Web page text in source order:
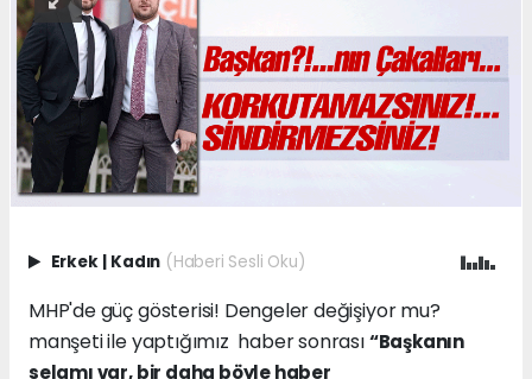
Erkek | Kadın (Haberi Sesli Oku)
MHP'de güç gösterisi! Dengeler değişiyor mu?
manşeti ile yaptığımız haber sonrası“Başkanın
selamı var, bir daha böyle haber